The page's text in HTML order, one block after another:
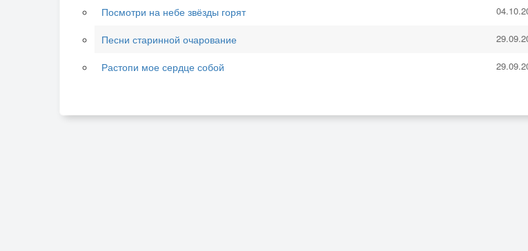
Посмотри на небе звёзды горят
Песни старинной очарование
Растопи мое сердце собой